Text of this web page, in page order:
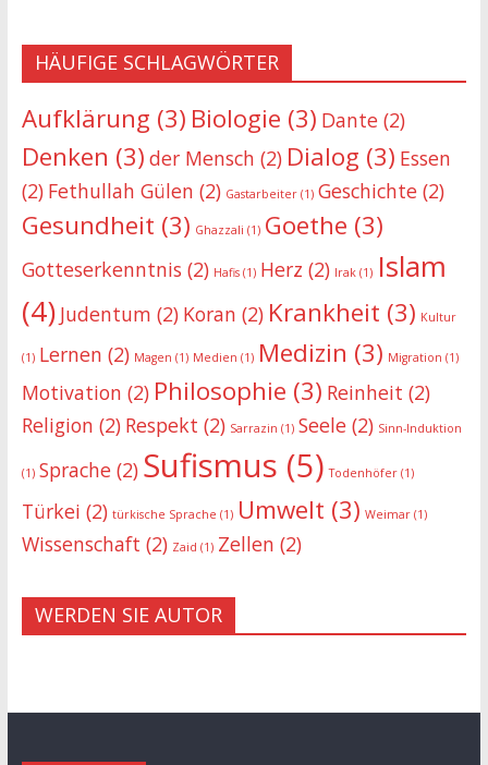
HÄUFIGE SCHLAGWÖRTER
Aufklärung (3) Biologie (3) Dante(2)
Denken (3) der Mensch (2) Dialog (3) Essen
(2) Fethullah Gülen (2) Gastarbeiter(1) Geschichte(2)
Gesundheit (3) Ghazzali (1) Goethe (3)
Gotteserkenntnis (2) Hafis(1) Herz (2) Irak(1) Islam
(4) Judentum (2) Koran (2) Krankheit (3) Kultur
(1) Lernen (2) Magen (1) Medien (1) Medizin (3) Migration (1)
Motivation (2) Philosophie (3) Reinheit (2)
Religion (2) Respekt (2) Sarrazin (1) Seele(2) Sinn-Induktion
(1) Sprache(2) Sufismus (5) Todenhöfer(1)
Türkei (2) türkische Sprache (1) Umwelt (3) Weimar(1)
Wissenschaft (2) Zaid (1) Zellen (2)
WERDEN SIE AUTOR